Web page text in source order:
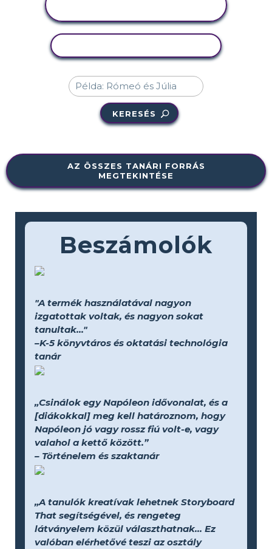
KERESÉS
AZ ÖSSZES TANÁRI FORRÁS
MEGTEKINTÉSE
Beszámolók
"A termék használatával nagyon
izgatottak voltak, és nagyon sokat
tanultak..."
–K-5 könyvtáros és oktatási technológia
tanár
„Csinálok egy Napóleon idővonalat, és a
[diákokkal] meg kell határoznom, hogy
Napóleon jó vagy rossz fiú volt-e, vagy
valahol a kettő között.”
– Történelem és szaktanár
„A tanulók kreatívak lehetnek Storyboard
That segítségével, és rengeteg
látványelem közül választhatnak... Ez
valóban elérhetővé teszi az osztály